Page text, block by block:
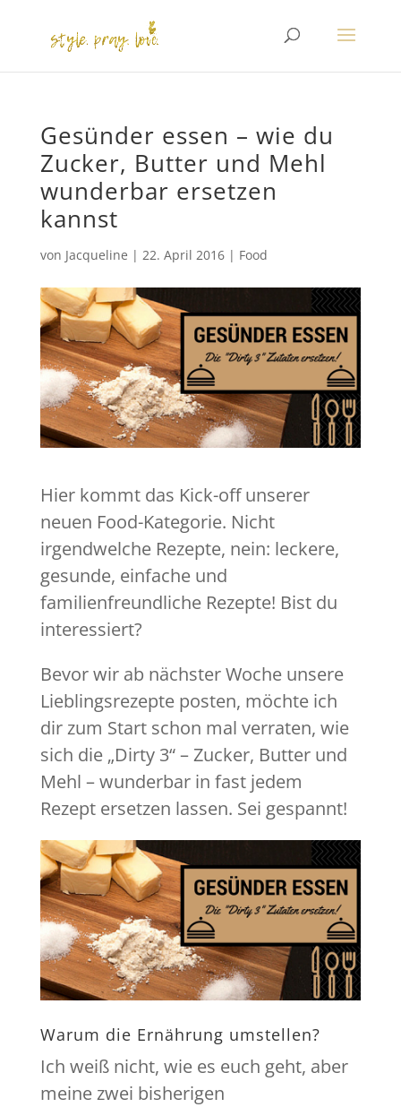
Gesünder essen – wie du
Zucker, Butter und Mehl
wunderbar ersetzen
kannst
von Jacqueline | 22. April 2016| Food
Hier kommt das Kick-off unserer
neuen Food-Kategorie. Nicht
irgendwelche Rezepte, nein: leckere,
gesunde, einfache und
familienfreundliche Rezepte! Bist du
interessiert?
Bevor wir ab nächster Woche unsere
Lieblingsrezepte posten, möchte ich
dir zum Start schon mal verraten, wie
sich die „Dirty 3“ – Zucker, Butter und
Mehl – wunderbar in fast jedem
Rezept ersetzen lassen. Sei gespannt!
Warum die Ernährung umstellen?
Ich weiß nicht, wie es euch geht, aber
meine zwei bisherigen